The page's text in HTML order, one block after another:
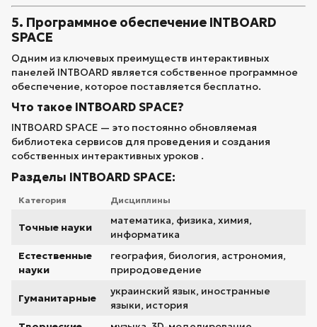
5. Программное обеспечение INTBOARD
SPACE
Одним из ключевых преимуществ интерактивных
панелей INTBOARD является собственное программное
обеспечение, которое поставляется бесплатно.
Что такое INTBOARD SPACE?
INTBOARD SPACE — это постоянно обновляемая
библиотека сервисов для проведения и создания
собственных интерактивных уроков .
Разделы INTBOARD SPACE:
Категория Дисциплины
Точные науки
математика, физика, химия,
информатика
Естественные
науки
география, биология, астрономия,
природоведение
Гуманитарные
украинский язык, иностранные
языки, история